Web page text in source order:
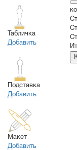
Табличка
Добавить
Подставка
Добавить
Макет
Добавить